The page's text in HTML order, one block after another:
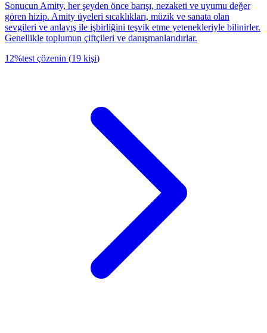
Sonucun Amity, her şeyden önce barışı, nezaketi ve uyumu değer
gören hizip. Amity üyeleri sıcaklıkları, müzik ve sanata olan
sevgileri ve anlayış ile işbirliğini teşvik etme yetenekleriyle bilinirler.
Genellikle toplumun çiftçileri ve danışmanlarıdırlar.
12%test çözenin (19 kişi)